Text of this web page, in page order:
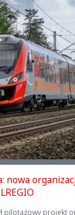
nowa
pilotażowy projekt